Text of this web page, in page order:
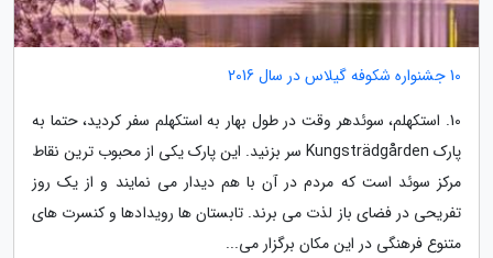
10 جشنواره شکوفه گیلاس در سال 2016
10. استکهلم، سوئدهر وقت در طول بهار به استکهلم سفر کردید، حتما به
پارک Kungsträdgården سر بزنید. این پارک یکی از محبوب ترین نقاط
مرکز سوئد است که مردم در آن با هم دیدار می نمایند و از یک روز
تفریحی در فضای باز لذت می برند. تابستان ها رویدادها و کنسرت های
متنوع فرهنگی در این مکان برگزار می...